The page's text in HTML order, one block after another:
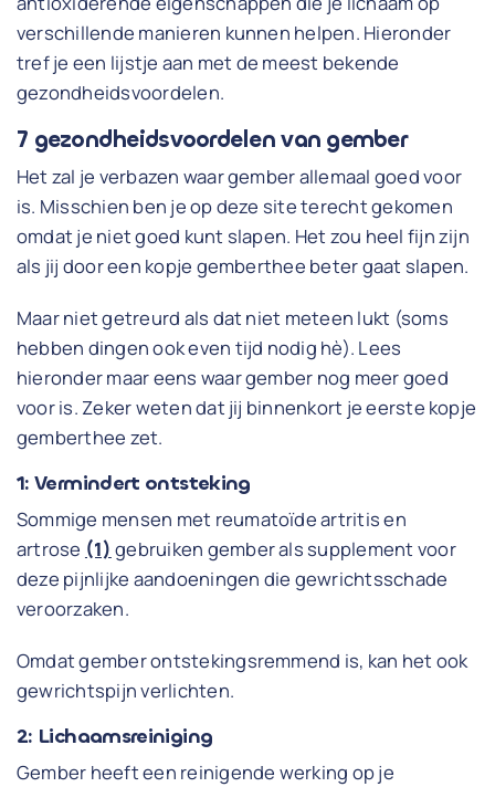
verschillende manieren kunnen helpen. Hieronder
tref je een lijstje aan met de meest bekende
gezondheidsvoordelen.
7 gezondheidsvoordelen van gember
Het zal je verbazen waar gember allemaal goed voor
is. Misschien ben je op deze site terecht gekomen
omdat je niet goed kunt slapen. Het zou heel fijn zijn
als jij door een kopje gemberthee beter gaat slapen.
Maar niet getreurd als dat niet meteen lukt (soms
hebben dingen ook even tijd nodig hè). Lees
hieronder maar eens waar gember nog meer goed
voor is. Zeker weten dat jij binnenkort je eerste kopje
gemberthee zet.
1: Vermindert ontsteking
Sommige mensen met reumatoïde artritis en
artrose (1) gebruiken gember als supplement voor
deze pijnlijke aandoeningen die gewrichtsschade
veroorzaken.
Omdat gember ontstekingsremmend is, kan het ook
gewrichtspijn verlichten.
2: Lichaamsreiniging
Gember heeft een reinigende werking op je